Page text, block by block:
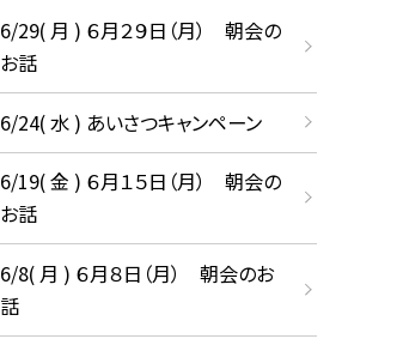
6/29( 月 ) ６月２９日（月） 朝会の
お話
6/24( 水 ) あいさつキャンペーン
6/19( 金 ) ６月１５日（月） 朝会の
お話
6/8( 月 ) ６月８日（月） 朝会のお
話